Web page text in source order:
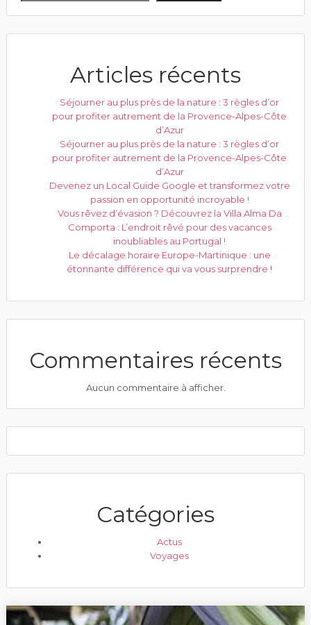
Articles récents
Séjourner au plus près de la nature : 3 règles d’or
pour profiter autrement de la Provence-Alpes-Côte
d’Azur
Séjourner au plus près de la nature : 3 règles d’or
pour profiter autrement de la Provence-Alpes-Côte
d’Azur
Devenez un Local Guide Google et transformez votre
passion en opportunité incroyable !
Vous rêvez d’évasion ? Découvrez la Villa Alma Da
Comporta : L’endroit rêvé pour des vacances
inoubliables au Portugal !
Le décalage horaire Europe-Martinique : une
étonnante différence qui va vous surprendre !
Commentaires récents
Aucun commentaire à afficher.
Catégories
Actus
Voyages